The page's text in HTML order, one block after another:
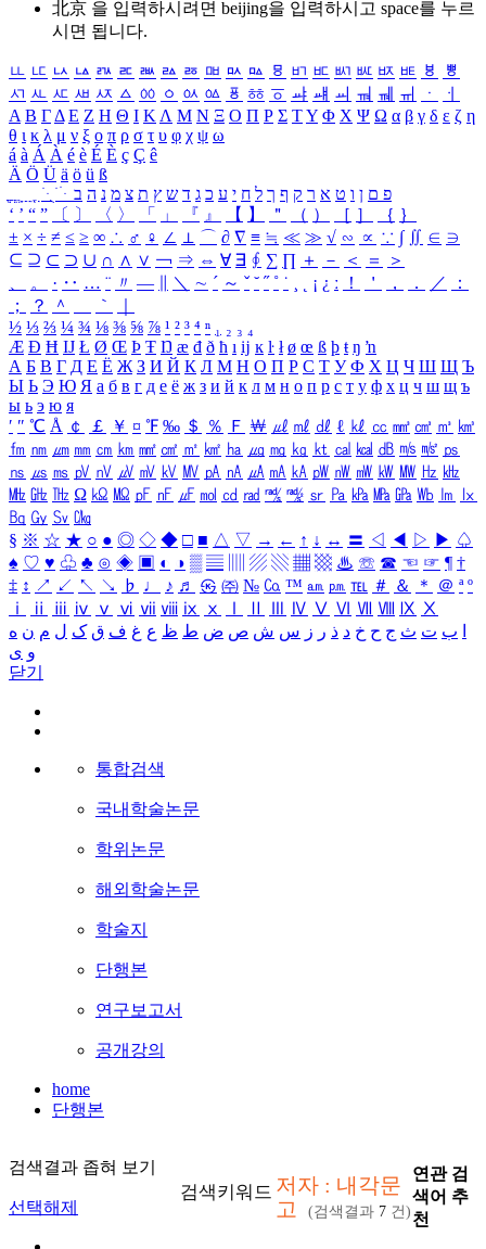
北京 을 입력하시려면 beijing을 입력하시고 space를 누르
시면 됩니다.
ㅥ ㅦ ㅧ ㅨ ㅩ ㅪ ㅫ ㅬ ㅭ ㅮ ㅯ ㅰ ㅱ ㅲ ㅳ ㅴ ㅵ ㅶ ㅷ ㅸ
ㅹ
ㅺ ㅻ ㅼ ㅽ ㅾ ㅿ ㆀ ㆁ ㆂ ㆃ ㆄ ㆅ ㆆ ㆇ ㆈ ㆉ ㆊ ㆋ ㆌ ㆍ
ㆎ
Α Β ΓΔ Ε Ζ Η Θ Ι ΚΛ Μ Ν Ξ Ο Π Ρ Σ ΤΥ Φ Χ Ψ Ω α β γ δ ε ζ η
θ ι κ λ μ ν ξ ο π ρ σ τ υ φ χ ψ ω
á à Á À é è É È ç Ç ê
Ä Ö Ü ä ö ü ß
ִֶֹ ֻּ ׁׂ פ ם ן ו ט א ר ק ף ך ל ח י ע כ ג ד ש ץ ת צ מ נ ה ב
‘ ’ “ ” 〔 〕 〈 〉 「 」 『 』 【 】 ＂ （ ） ［ ］ ｛ ｝
± × ÷ ≠ ≤ ≥ ∞ ∴ ♂ ♀ ∠ ⊥ ⌒ ∂ ∇ ≡ ≒ ≪ ≫ √ ∽ ∝ ∵ ∫ ∬ ∈ ∋
⊆ ⊇ ⊂ ⊃ ∪ ∩ ∧ ∨ ￢ ⇒ ⇔ ∀ ∃ ∮ ∑ ∏ ＋ － ＜ ＝
＞
、
。 · ‥ … ¨ 〃 ― ＼ ∼ ´ ～ ˇ ˘ ˝ ˚ ˙ ¸ ¡ ¿ ː ！ ＇ ， ． ／
：
；
？ ＾ ｀
½ ⅓ ⅔ ¼ ¾ ⅛ ⅜ ⅝ ⅞ ¹ ² ³ ⁴ ⁿ ₁ ₂ ₃ ₄
Æ Ð Ħ Ĳ Ł Ø Œ Þ Ŧ Ŋ æ đ ð ħ ı ĳ ĸ ŀ ł ø œ ß þ ŧ ŋ ŉ
А Б В Г Д Е Ё Ж З И Й К Л М Н О П Р С Т У Ф Х Ц Ч Ш Щ Ъ
Ы Ь Э Ю Я а б в г д е ё ж з и й к л м н о п р с т у ф х ц ч ш щ ъ
ы ь э ю я
′ ″ ℃ Å ￠ ￡ ￥ ¤ ℉ ‰ ＄ ％ Ｆ ￦ ㎕ ㎖ ㎗ ℓ ㎘ ㏄ ㎣ ㎤ ㎥ ㎦
㎙ ㎚ ㎛ ㎜ ㎝ ㎞ ㎟ ㎠ ㎡ ㎢ ㏊ ㎍ ㎎ ㎏ ㏏ ㎈ ㎉ ㏈ ㎧ ㎨ ㎰
㎱ ㎲ ㎳ ㎴ ㎵ ㎶ ㎷ ㎸ ㎹ ㎀ ㎁ ㎂ ㎃ ㎄ ㎺ ㎻ ㎽ ㎾ ㎿ ㎐ ㎑
㎒ ㎓ ㎔ Ω ㏀ ㏁ ㎊ ㎋ ㎌ ㏖ ㏅ ㎭ ㎮ ㎯ ㏛ ㎩ ㎪ ㎫ ㎬ ㏝ ㏐
㏓
㏃ ㏉ ㏜ ㏆
§ ※ ☆ ★ ○ ● ◎ ◇ ◆ □ ■ △ ▽ → ← ↑ ↓ ↔ 〓 ◁ ◀ ▷ ▶ ♤
♠ ♡ ♥ ♧ ♣ ⊙ ◈ ▣ ◐ ◑ ▒ ▤ ▨ ▧ ▦ ▩ ♨ ☏ ☎ ☜ ☞ ¶ †
‡ ↕ ↗ ↙ ↖ ↘ ♭ ♩ ♪ ♬ ㉿ ㈜ № ㏇ ™ ㏂ ㏘ ℡ ＃ ＆ ＊ ＠ ª º
ⅰ
ⅱ ⅲ ⅳ ⅴ ⅵ ⅶ ⅷ ⅸ ⅹ Ⅳ Ⅴ Ⅵ Ⅶ Ⅷ Ⅸ Ⅹ
ب ت ث ج ح خ د ذ ر ز س ش ص ض ط ظ ع غ ف ق ک ل م ن ه
و ی
닫기
통합검색
국내학술논문
학위논문
해외학술논문
학술지
단행본
연구보고서
공개강의
home
단행본
검색결과 좁혀 보기
선택해제
검색키워드 저자 : 내각문
고
(검색결과 7 건)
연관 검
색어 추
천